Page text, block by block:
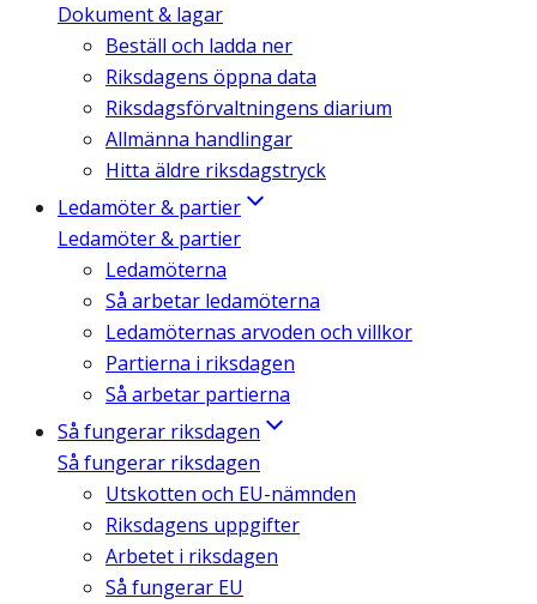
Dokument & lagar
Beställ och ladda ner
Riksdagens öppna data
Riksdagsförvaltningens diarium
Allmänna handlingar
Hitta äldre riksdagstryck
Ledamöter & partier
Ledamöter & partier
Ledamöterna
Så arbetar ledamöterna
Ledamöternas arvoden och villkor
Partierna i riksdagen
Så arbetar partierna
Så fungerar riksdagen
Så fungerar riksdagen
Utskotten och EU-nämnden
Riksdagens uppgifter
Arbetet i riksdagen
Så fungerar EU